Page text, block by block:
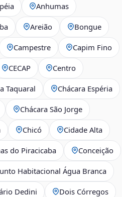
Anhumas
Areião Bongue
Campestre Capim Fino
CECAP Centro
Taquaral Chácara Espéria
Chácara São Jorge
Chicó Cidade Alta
do Piracicaba Conceição
Habitacional Água Branca
Dedini Dois Córregos